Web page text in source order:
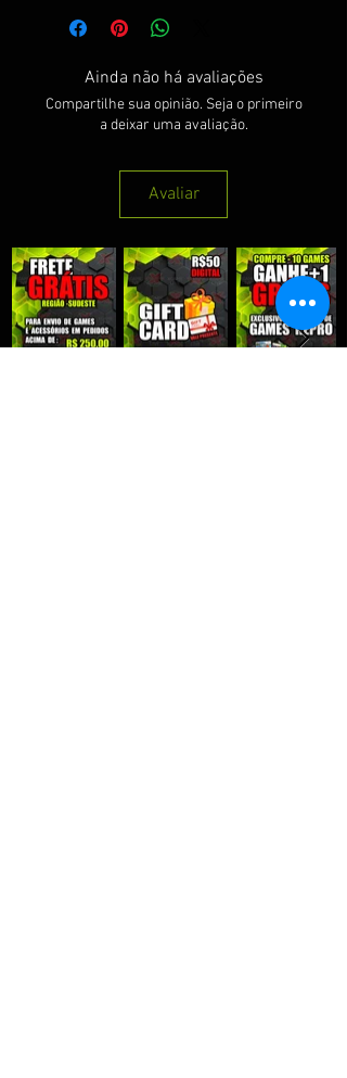
Ainda não há avaliações
Compartilhe sua opinião. Seja o primeiro
a deixar uma avaliação.
Avaliar